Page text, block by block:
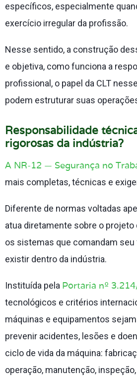
específicos, especialmente
exercício irregular da profissão.
Nesse sentido, a construção
e objetiva, como funciona a
profissional, o papel da CLT
podem estruturar suas
Responsabilidade
rigorosas da indústria?
A NR-12 — Segurança no
mais completas, técnicas e
Diferente de normas voltadas
atua diretamente sobre o
os sistemas que comandam seu
existir dentro da indústria.
Instituída pela Portaria nº
tecnológicos e critérios
máquinas e equipamentos
prevenir acidentes, lesões e
ciclo de vida da máquina:
operação, manutenção,